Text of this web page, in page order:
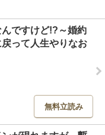
んですけど!?～婚約
って人生やりなお
無料立読み